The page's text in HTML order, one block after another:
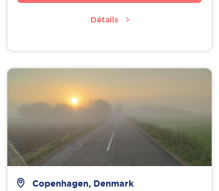
Détails
Copenhagen, Denmark